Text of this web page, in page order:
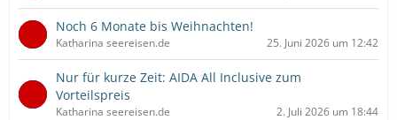
Noch 6 Monate bis Weihnachten!
Katharina seereisen.de 25. Juni 2026 um 12:42
Nur für kurze Zeit: AIDA All Inclusive zum
Vorteilspreis
Katharina seereisen.de 2. Juli 2026 um 18:44